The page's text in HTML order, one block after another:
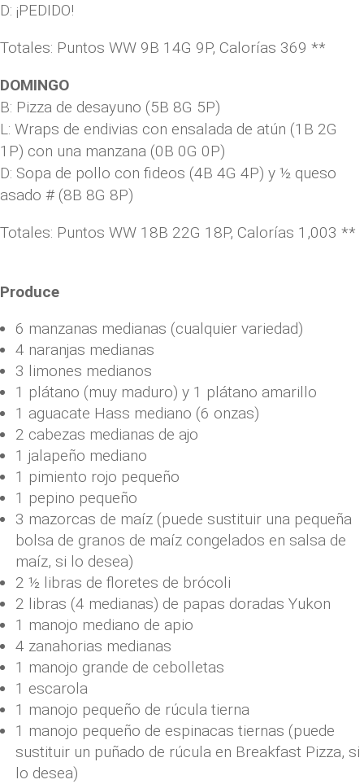
D: ¡PEDIDO!
Totales: Puntos WW 9B 14G 9P, Calorías 369 **
DOMINGO
B: Pizza de desayuno (5B 8G 5P)
L: Wraps de endivias con ensalada de atún (1B 2G
1P) con una manzana (0B 0G 0P)
D: Sopa de pollo con fideos (4B 4G 4P) y ½ queso
asado # (8B 8G 8P)
Totales: Puntos WW 18B 22G 18P, Calorías 1,003 **
Produce
6 manzanas medianas (cualquier variedad)
4 naranjas medianas
3 limones medianos
1 plátano (muy maduro) y 1 plátano amarillo
1 aguacate Hass mediano (6 onzas)
2 cabezas medianas de ajo
1 jalapeño mediano
1 pimiento rojo pequeño
1 pepino pequeño
3 mazorcas de maíz (puede sustituir una pequeña
bolsa de granos de maíz congelados en salsa de
maíz, si lo desea)
2 ½ libras de floretes de brócoli
2 libras (4 medianas) de papas doradas Yukon
1 manojo mediano de apio
4 zanahorias medianas
1 manojo grande de cebolletas
1 escarola
1 manojo pequeño de rúcula tierna
1 manojo pequeño de espinacas tiernas (puede
sustituir un puñado de rúcula en Breakfast Pizza, si
lo desea)